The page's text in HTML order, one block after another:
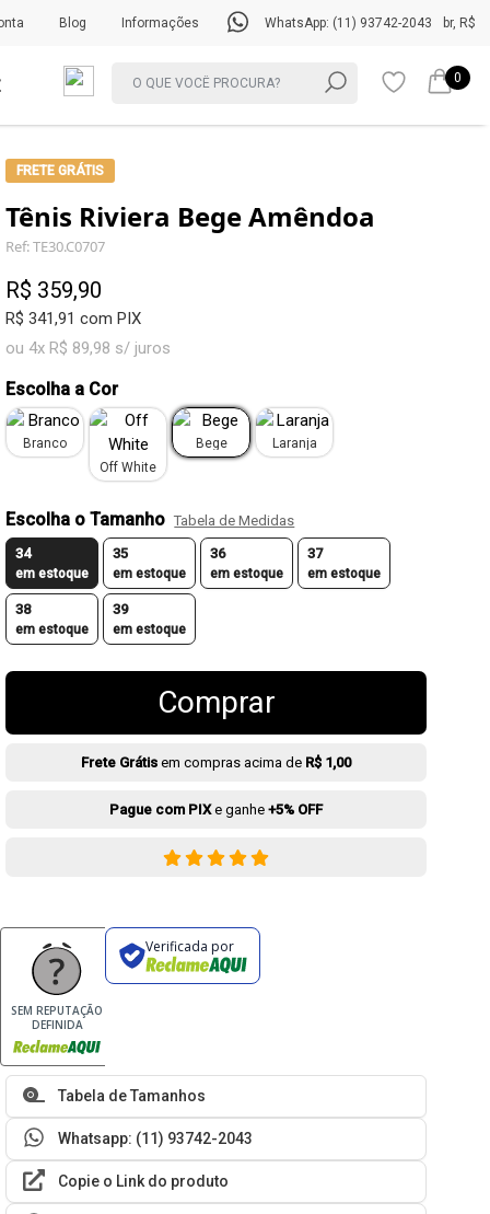
br, R$
WhatsApp: (11) 93742-2043
Informações
Blog
0
FRETE GRÁTIS
Tênis Riviera Bege Amêndoa
Ref: TE30.C0707
R$ 359,90
R$ 341,91 com PIX
ou 4x R$ 89,98 s/ juros
Escolha a Cor
Branco
Off White
Bege Laranja
Escolha o Tamanho Tabela de Medidas
34
em estoque
35
em estoque
36
em estoque
37
em estoque
38
em estoque
39
em estoque
Comprar
Frete Grátis em compras acima de R$ 1,00
Pague com PIXe ganhe+5% OFF
SEM REPUTAÇÃO
DEFINIDA
Verificada por
Tabela de Tamanhos
Whatsapp: (11) 93742-2043
Copie o Link do produto